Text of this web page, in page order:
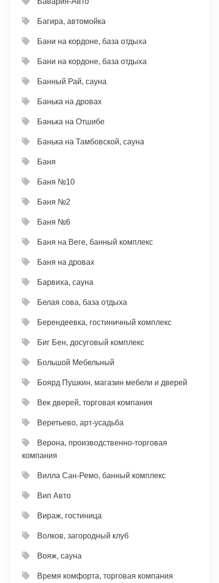
Багира, автомойка
Бани на кордоне, база отдыха
Бани на кордоне, база отдыха
Банный Рай, сауна
Банька на дровах
Банька на Отшибе
Банька на Тамбовской, сауна
Баня
Баня №10
Баня №2
Баня №6
Баня на Веге, банный комплекс
Баня на дровах
Барвиха, сауна
Белая сова, база отдыха
Берендеевка, гостиничный комплекс
Биг Бен, досуговый комплекс
Большой Мебельный
Боярд Пушкин, магазин мебели и дверей
Век дверей, торговая компания
Веретьево, арт-усадьба
Верона, производственно-торговая
компания
Вилла Сан-Ремо, банный комплекс
Вип Авто
Вираж, гостиница
Волков, загородный клуб
Вояж, сауна
Время комфорта, торговая компания